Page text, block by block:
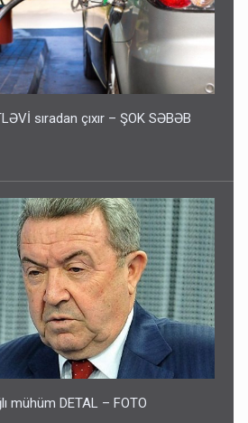
sıradan çıxır – ŞOK SƏBƏB
mühüm DETAL – FOTO